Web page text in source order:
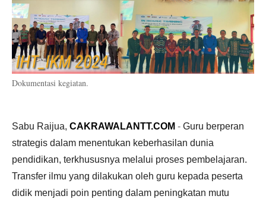
Dokumentasi kegiatan.
Sabu Raijua, CAKRAWALANTT.COM - Guru berperan
strategis dalam menentukan keberhasilan dunia
pendidikan, terkhususnya melalui proses pembelajaran.
Transfer ilmu yang dilakukan oleh guru kepada peserta
didik menjadi poin penting dalam peningkatan mutu